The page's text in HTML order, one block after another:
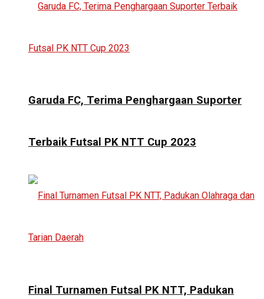
Garuda FC, Terima Penghargaan Suporter
Terbaik Futsal PK NTT Cup 2023
Final Turnamen Futsal PK NTT, Padukan